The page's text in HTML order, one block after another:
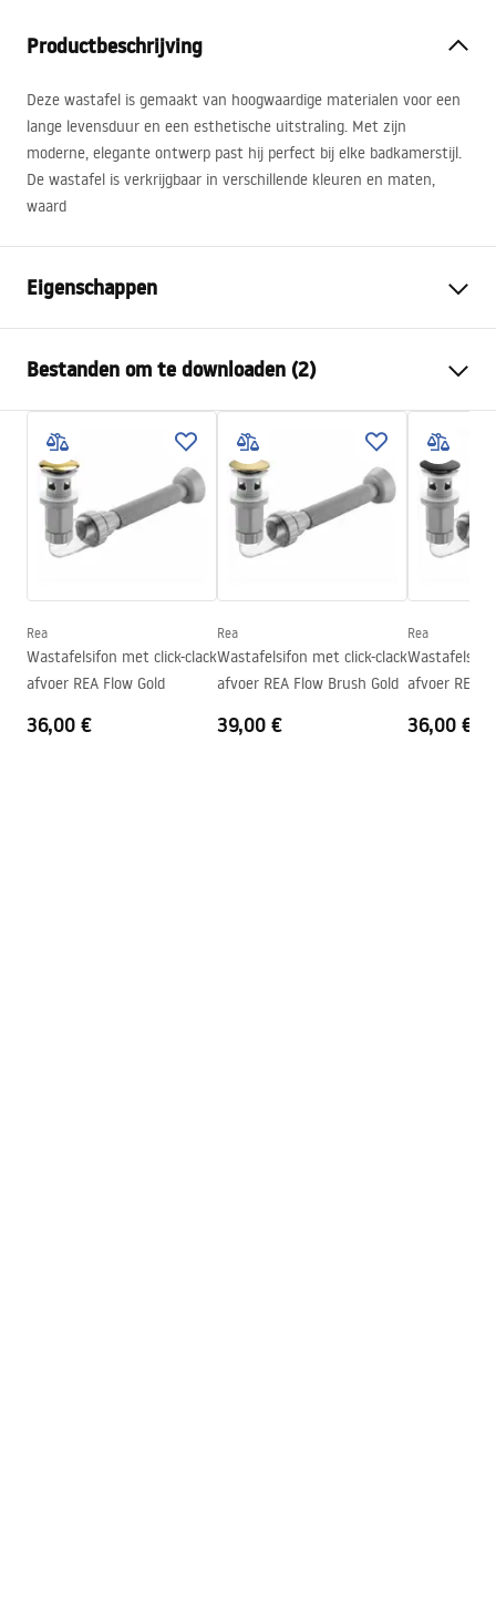
Productbeschrijving
Deze wastafel is gemaakt van hoogwaardige materialen voor een
lange levensduur en een esthetische uitstraling. Met zijn
moderne, elegante ontwerp past hij perfect bij elke badkamerstijl.
De wastafel is verkrijgbaar in verschillende kleuren en maten,
waard
Eigenschappen
Materiaal
Sanitair keramiek
Kleur
Steenlook
Afwerking
Mat
Lengte
515
Breedte
400mm
Hoogte
175
Vorm
Kraangat
Nee
Bestanden om te downloaden (2)
Montagehandleiding
Garantievoorwaarden
Rea
Wastafelsifon met click-clack
afvoer REA Flow Gold
36,00 €
Rea
Wastafelsifon met click-clack
afvoer REA Flow Brush Gold
39,00 €
Rea
afvoer REA
36,00 €